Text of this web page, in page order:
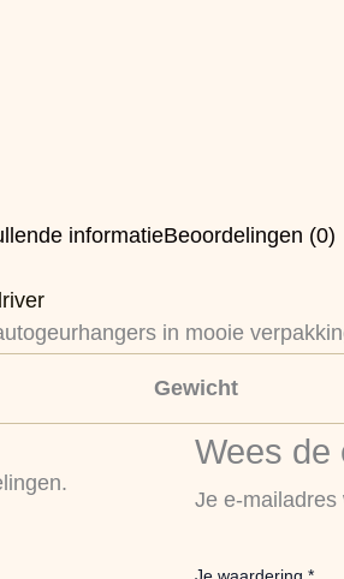
informatieBeoordelingen (0)
in mooie
Gewicht
Wees de
Je e-mailadres
Je waardering *